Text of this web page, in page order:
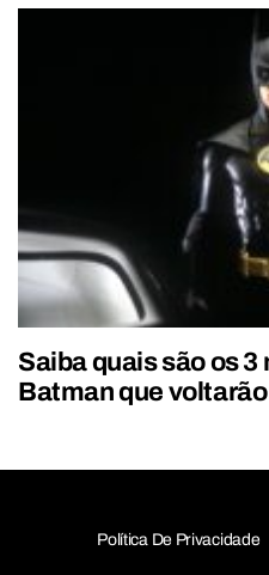
Saiba quais são os
Batman que
Política De Privacidade